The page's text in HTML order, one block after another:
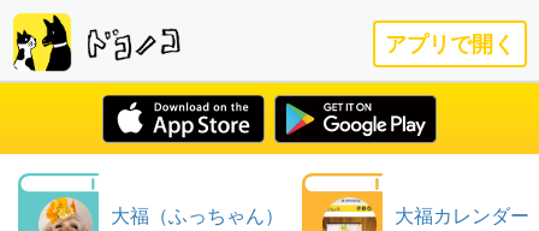
アプリで開く
大福（ふっちゃん） 大福カレンダー